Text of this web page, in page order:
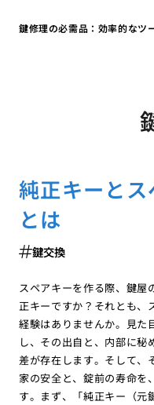
鍵修理の必需品：効率的なツ
純正キーと
とは
鍵交換
スペアキーを作る際、鍵屋
正キーですか？それとも、
経験はありませんか。見た
し、その出自と、内部に秘
差が存在します。そして、
家の安全と、錠前の寿命を
す。まず、「純正キー（元